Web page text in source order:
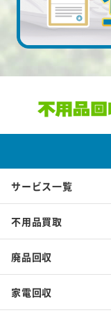
サービス一覧
不用品買取
廃品回収
家電回収